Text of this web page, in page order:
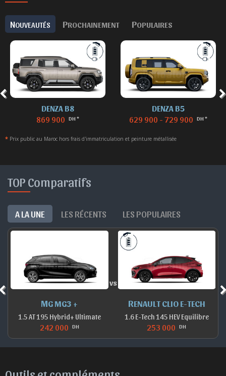
NOUVEAUTÉS PROCHAINEMENT POPULAIRES
DENZA B8
869 900 DH *
DENZA B5
629 900 - 729 900 DH *
* Prix public au Maroc hors frais d'immatriculation et peinture métallisée
TOP Comparatifs
A LA UNE LES RÉCENTS LES POPULAIRES
HEV Equilibre
DACIA DUSTER
1.5 dCi 115 Expression
vs
DACIA
1.5 dCi 115